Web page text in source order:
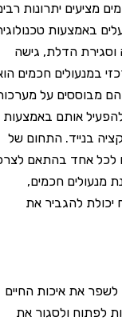
יתרונות רבים
טכנולוגיה
הדלת, גישה
חכמים הוא
על מערכות
אותם באמצעות
התחום של
אחד בהתאם לצרכיו
חכמים,
להגביר את
את איכות החיים
ולסגור את